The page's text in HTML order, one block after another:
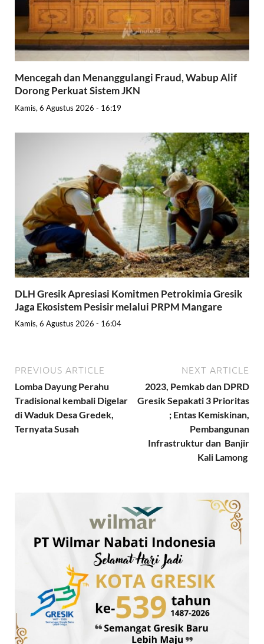
Mencegah dan Menanggulangi Fraud, Wabup Alif
Dorong Perkuat Sistem JKN
Kamis, 6 Agustus 2026 - 16:19
DLH Gresik Apresiasi Komitmen Petrokimia Gresik
Jaga Ekosistem Pesisir melalui PRPM Mangare
Kamis, 6 Agustus 2026 - 16:04
PREVIOUS ARTICLE
Lomba Dayung Perahu
Tradisional kembali Digelar
di Waduk Desa Gredek,
Ternyata Susah
NEXT ARTICLE
2023, Pemkab dan DPRD
Gresik Sepakati 3 Prioritas
; Entas Kemiskinan,
Pembangunan
Infrastruktur dan Banjir
Kali Lamong